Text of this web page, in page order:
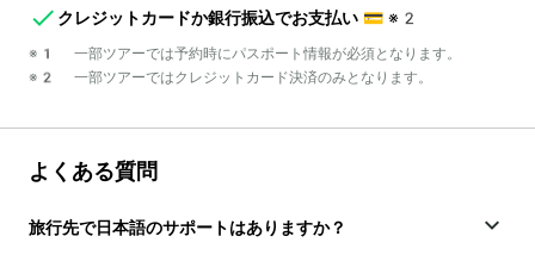
クレジットカードか銀行振込でお支払い 💳 ※2
※1 一部ツアーでは予約時にパスポート情報が必須となります。
※2 一部ツアーではクレジットカード決済のみとなります。
よくある質問
旅行先で日本語のサポートはありますか？